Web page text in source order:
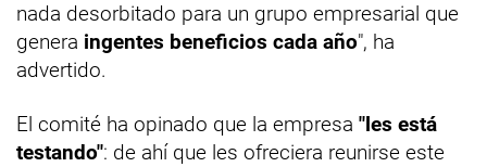
nada desorbitado para un grupo empresarial que
genera ingentes beneficios cada año", ha
advertido.
El comité ha opinado que la empresa "les está
testando": de ahí que les ofreciera reunirse este